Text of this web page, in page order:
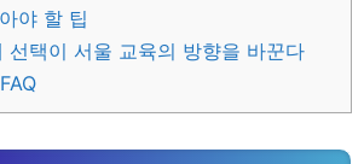
야 할 팁
선택이 서울 교육의 방향을 바꾼다